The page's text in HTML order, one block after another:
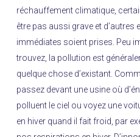
réchauffement climatique,
être pas aussi grave et d’autres
immédiates soient prises. Peu
trouvez, la pollution est
quelque chose d’existant.
passez devant une usine où
polluent le ciel ou voyez une
en hiver quand il fait froid, par